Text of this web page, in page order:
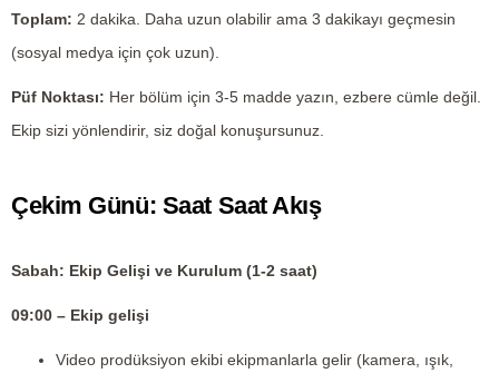
Toplam: 2 dakika. Daha uzun olabilir ama 3 dakikayı geçmesin
(sosyal medya için çok uzun).
Püf Noktası: Her bölüm için 3-5 madde yazın, ezbere cümle değil.
Ekip sizi yönlendirir, siz doğal konuşursunuz.
Çekim Günü: Saat Saat Akış
Sabah: Ekip Gelişi ve Kurulum (1-2 saat)
09:00 – Ekip gelişi
Video prodüksiyon ekibi ekipmanlarla gelir (kamera, ışık,